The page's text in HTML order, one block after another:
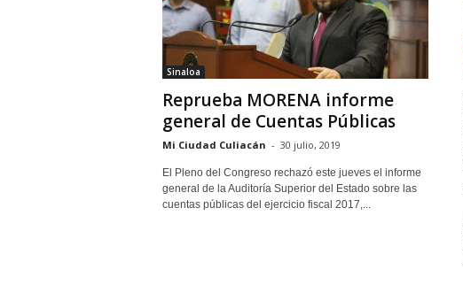
Sinaloa
Reprueba MORENA informe
general de Cuentas Públicas
Mi Ciudad Culiacán - 30 julio, 2019
El Pleno del Congreso rechazó este jueves el informe
general de la Auditoría Superior del Estado sobre las
cuentas públicas del ejercicio fiscal 2017,...